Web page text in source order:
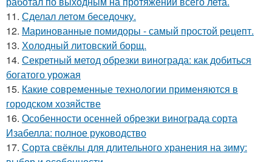
11. Сделал летом беседочку.
12. Маринованные помидоры - самый простой рецепт.
13. Холодный литовский борщ.
14. Секретный метод обрезки винограда: как добиться
богатого урожая
15. Какие современные технологии применяются в
городском хозяйстве
16. Особенности осенней обрезки винограда сорта
Изабелла: полное руководство
17. Сорта свёклы для длительного хранения на зиму: